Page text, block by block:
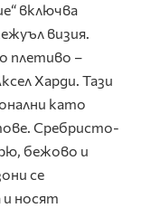
включва
визия.
плетиво –
Харди. Тази
като
Сребристо-
бежово и
се
и носят